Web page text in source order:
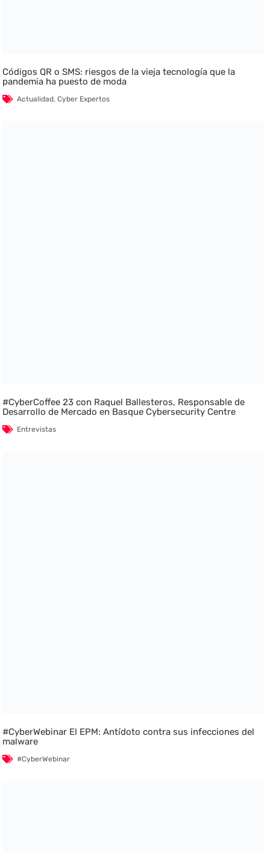
Códigos QR o SMS: riesgos de la vieja tecnología que la
pandemia ha puesto de moda
Actualidad,Cyber Expertos
#CyberCoffee 23 con Raquel Ballesteros, Responsable de
Desarrollo de Mercado en Basque Cybersecurity Centre
Entrevistas
#CyberWebinar El EPM: Antídoto contra sus infecciones del
malware
#CyberWebinar